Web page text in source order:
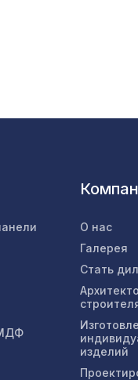
Консоль для
Натуральные обои
Перфорированная
1400х780мм, ХДФ,
О нас
Галерея
Стать
изделий